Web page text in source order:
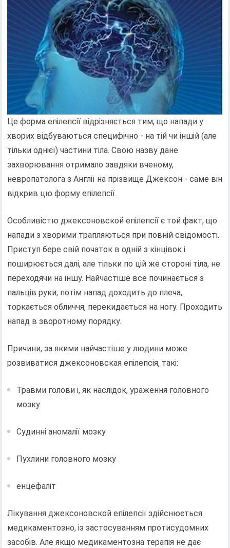
Це форма епілепсії відрізняється тим, що напади у
хворих відбуваються специфічно - на тій чи іншій (але
тільки однієї) частини тіла. Свою назву дане
захворювання отримало завдяки вченому,
невропатолога з Англії на прізвище Джексон - саме він
відкрив цю форму епілепсії.
Особливістю джексоновской епілепсії є той факт, що
напади з хворими трапляються при повній свідомості.
Приступ бере свій початок в одній з кінцівок і
поширюється далі, але тільки по цій же стороні тіла, не
переходячи на іншу. Найчастіше все починається з
пальців руки, потім напад доходить до плеча,
торкається обличчя, перекидається на ногу. Проходить
напад в зворотному порядку.
Причини, за якими найчастіше у людини може
розвиватися джексоновская епілепсія, такі:
Травми голови і, як наслідок, ураження головного
мозку
Судинні аномалії мозку
Пухлини головного мозку
енцефаліт
Лікування джексоновской епілепсії здійснюється
медикаментозно, із застосуванням протисудомних
засобів. Але якщо медикаментозна терапія не дає